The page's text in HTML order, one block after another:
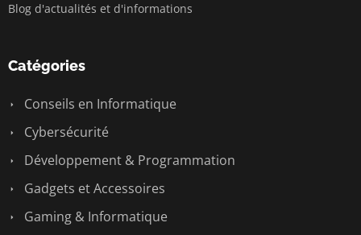
Blog d'actualités et d'informations
Catégories
Conseils en Informatique
Cybersécurité
Développement & Programmation
Gadgets et Accessoires
Gaming & Informatique